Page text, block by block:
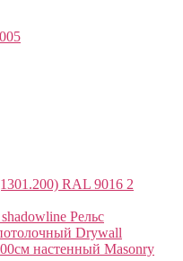
RAL 9016 2
Рельс
Drywall
настенный Masonry